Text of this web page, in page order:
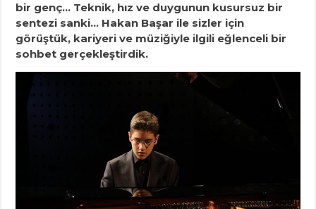
bir genç… Teknik, hız ve duygunun kusursuz bir
sentezi sanki… Hakan Başar ile sizler için
görüştük, kariyeri ve müziğiyle ilgili eğlenceli bir
sohbet gerçekleştirdik.